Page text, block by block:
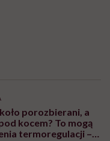
porozbierani, a
kocem? To mogą
termoregulacji –